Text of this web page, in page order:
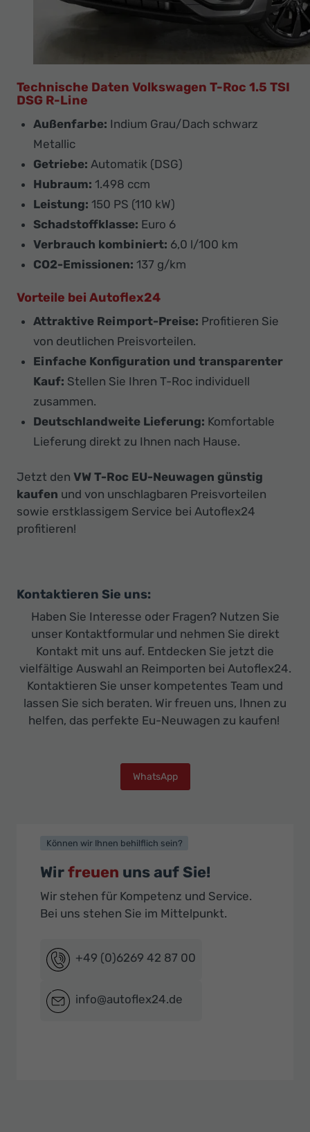
Technische Daten Volkswagen T-Roc 1.5 TSI
DSG R-Line
Außenfarbe: Indium Grau/Dach schwarz
Metallic
Getriebe: Automatik (DSG)
Hubraum: 1.498 ccm
Leistung: 150 PS (110 kW)
Schadstoffklasse: Euro 6
Verbrauch kombiniert: 6,0 l/100 km
CO2-Emissionen: 137 g/km
Vorteile bei Autoflex24
Attraktive Reimport-Preise: Profitieren Sie
von deutlichen Preisvorteilen.
Einfache Konfiguration und transparenter
Kauf: Stellen Sie Ihren T-Roc individuell
zusammen.
Deutschlandweite Lieferung: Komfortable
Lieferung direkt zu Ihnen nach Hause.
Jetzt den VW T-Roc EU-Neuwagen günstig
kaufen und von unschlagbaren Preisvorteilen
sowie erstklassigem Service bei Autoflex24
profitieren!
Kontaktieren Sie uns:
Haben Sie Interesse oder Fragen? Nutzen Sie
unser Kontaktformular und nehmen Sie direkt
Kontakt mit uns auf. Entdecken Sie jetzt die
vielfältige Auswahl an Reimporten bei Autoflex24.
Kontaktieren Sie unser kompetentes Team und
lassen Sie sich beraten. Wir freuen uns, Ihnen zu
helfen, das perfekte Eu-Neuwagen zu kaufen!
WhatsApp
Können wir Ihnen behilflich sein?
Wirfreuen uns auf Sie!
Wir stehen für Kompetenz und Service.
Bei uns stehen Sie im Mittelpunkt.
+49 (0)6269 42 87 00
info@autoflex24.de